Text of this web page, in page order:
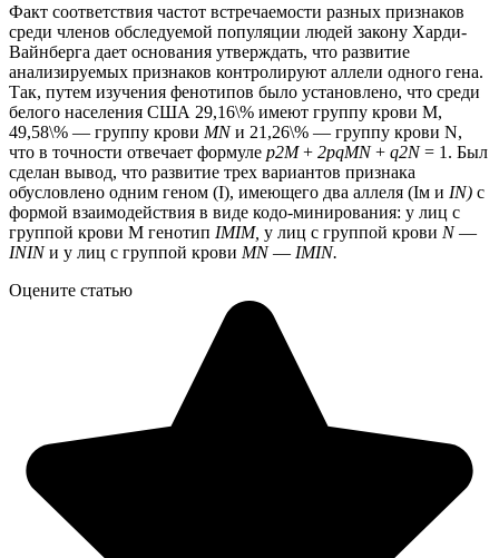
Факт соответствия частот встречаемости разных признаков
среди членов обследуемой популяции людей закону Харди-
Вайнберга дает основания утверждать, что развитие
анализируемых признаков контролируют аллели одного гена.
Так, путем изучения фенотипов было установлено, что среди
белого населения США 29,16\% имеют группу крови М,
49,58\% — группу крови MNи 21,26\% — группу крови N,
что в точности отвечает формуле р2М+ 2pqMN+ q2N= 1. Был
сделан вывод, что развитие трех вариантов признака
обусловлено одним геном (I), имеющего два аллеля (Iм и IN) с
формой взаимодействия в виде кодо-минирования: у лиц с
группой крови М генотип IMIM, у лиц с группой крови N—
ININи у лиц с группой крови MN— IMIN.
Оцените статью